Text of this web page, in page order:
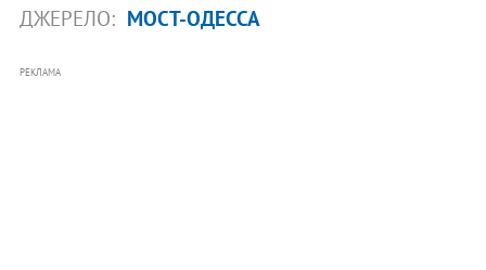
ДЖЕРЕЛО: МОСТ-ОДЕССА
РЕКЛАМА